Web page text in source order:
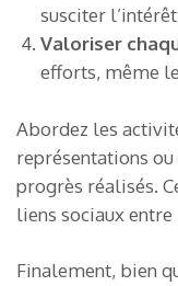
susciter
Valoriser
efforts, même
Abordez les
représentations
progrès réalisés.
liens sociaux
Finalement, bien